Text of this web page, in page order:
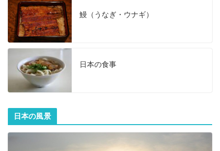
鰻（うなぎ・ウナギ）
日本の食事
日本の風景